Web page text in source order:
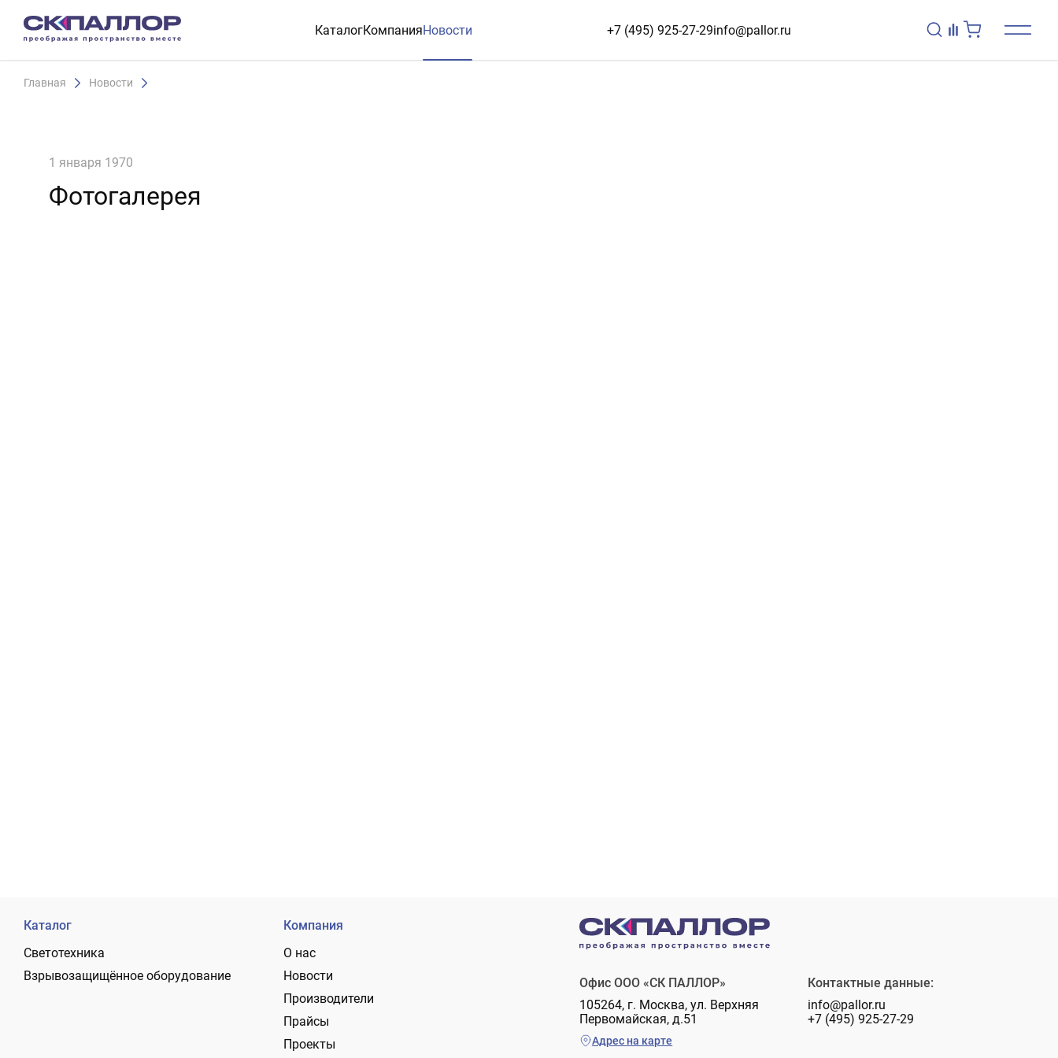
КаталогКомпанияНовости +7 (495) 925-27-29info@pallor.ru
Главная Новости
1 января 1970
Фотогалерея
Каталог
Светотехника
Взрывозащищённое оборудование
Компания
О нас
Новости
Производители
Прайсы
Проекты
Офис ООО «СК ПАЛЛОР»
105264, г. Москва, ул. Верхняя
Первомайская, д.51
Адрес на карте
Контактные данные:
info@pallor.ru
+7 (495) 925-27-29